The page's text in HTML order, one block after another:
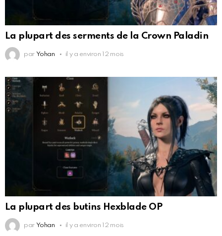
La plupart des serments de la Crown Paladin
par Yohan il y a environ 12 mois
La plupart des butins Hexblade OP
par Yohan il y a environ 12 mois